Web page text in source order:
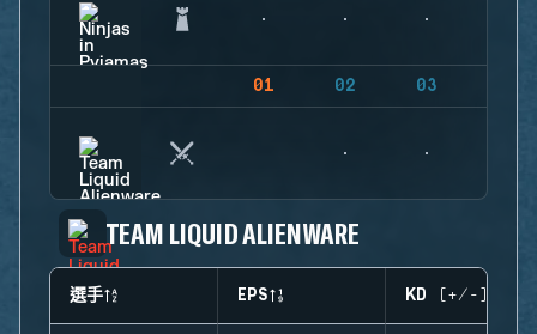
01 02 03
TEAM LIQUID ALIENWARE
選手 EPS KD (+/-)